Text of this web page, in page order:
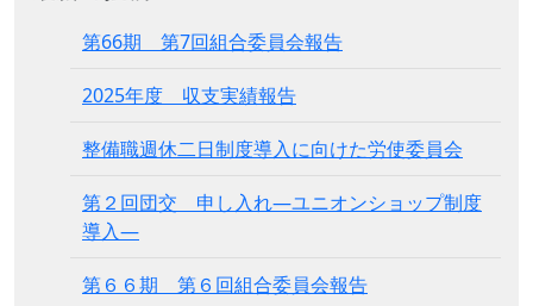
第66期 第7回組合委員会報告
2025年度 収支実績報告
整備職週休二日制度導入に向けた労使委員会
第２回団交 申し入れ―ユニオンショップ制度
導入―
第６６期 第６回組合委員会報告